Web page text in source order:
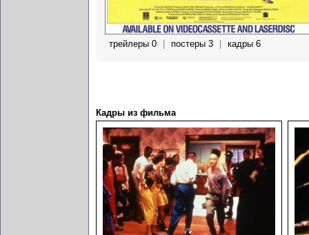
трейлеры 0 постеры 3 кадры 6
Кадры из фильма